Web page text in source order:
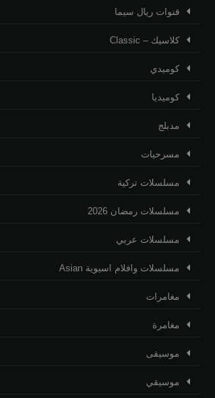
قنوات ريال سيما
كلاسيك – Classic
كوميدي
كوميديا
مدبلج
مسرحيات
مسلسلات تركية
مسلسلات رمضان 2026
مسلسلات عربي
مسلسلات وافلام اسيوية Asian
مغامرات
مغامرة
موسيقى
موسيقي